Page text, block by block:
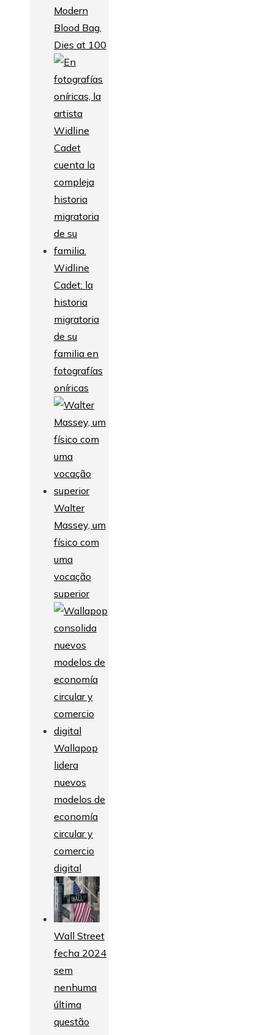
Modern
Blood Bag,
Dies at 100
Widline
Cadet: la
historia
migratoria
de su
familia en
fotografías
oníricas
Walter
Massey, um
físico com
uma
vocação
superior
Wallapop
lidera
nuevos
modelos de
economía
circular y
comercio
digital
Wall Street
fecha 2024
sem
nenhuma
última
questão